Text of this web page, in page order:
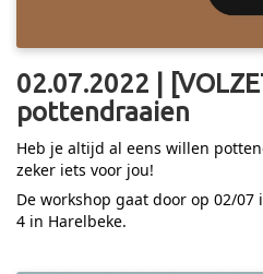
02.07.2022 |
pottendraaien
Heb je altijd al eens willen
zeker iets voor jou!
De workshop gaat door op 02/
4 in Harelbeke.